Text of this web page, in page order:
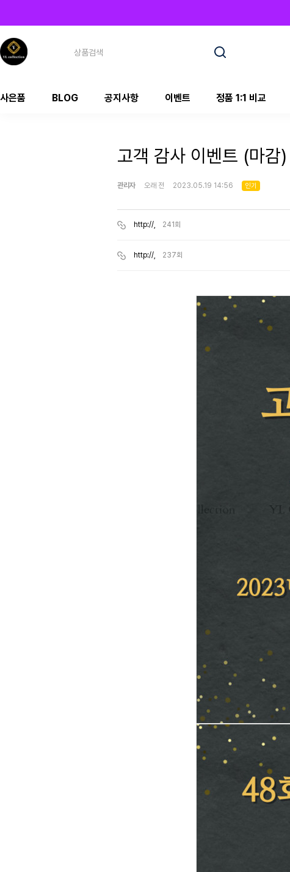
사은품 BLOG 공지사항 이벤트 정품 1:1 비교
고객 감사 이벤트 (마감)
관리자 오래 전 2023.05.19 14:56 인기
http://, 241회
http://, 237회